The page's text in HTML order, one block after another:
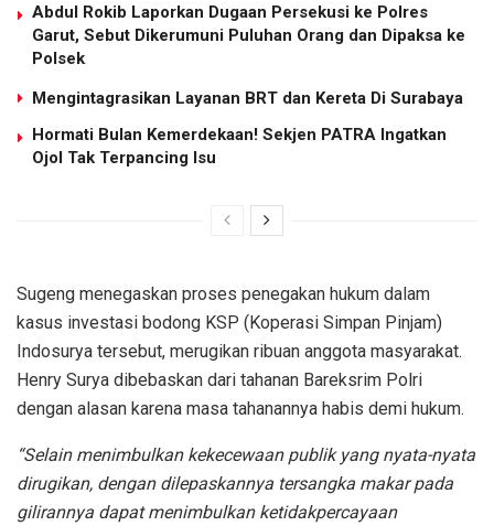
Abdul Rokib Laporkan Dugaan Persekusi ke Polres
Garut, Sebut Dikerumuni Puluhan Orang dan Dipaksa ke
Polsek
Mengintagrasikan Layanan BRT dan Kereta Di Surabaya
Hormati Bulan Kemerdekaan! Sekjen PATRA Ingatkan
Ojol Tak Terpancing Isu
Sugeng menegaskan proses penegakan hukum dalam
kasus investasi bodong KSP (Koperasi Simpan Pinjam)
Indosurya tersebut, merugikan ribuan anggota masyarakat.
Henry Surya dibebaskan dari tahanan Bareksrim Polri
dengan alasan karena masa tahanannya habis demi hukum.
“Selain menimbulkan kekecewaan publik yang nyata-nyata
dirugikan, dengan dilepaskannya tersangka makar pada
gilirannya dapat menimbulkan ketidakpercayaan